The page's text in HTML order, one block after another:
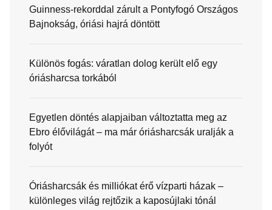
Guinness-rekorddal zárult a Pontyfogó Országos
Bajnokság, óriási hajrá döntött
Különös fogás: váratlan dolog került elő egy
óriásharcsa torkából
Egyetlen döntés alapjaiban változtatta meg az
Ebro élővilágát – ma már óriásharcsák uralják a
folyót
Óriásharcsák és milliókat érő vízparti házak –
különleges világ rejtőzik a kaposújlaki tónál